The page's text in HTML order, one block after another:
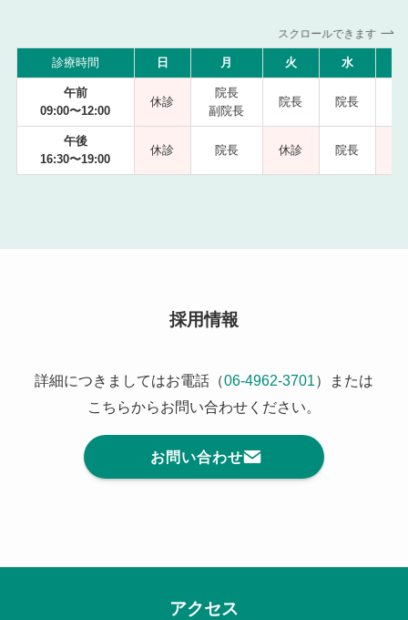
スクロールできます
診療時間 日 月 火 水
午前
09:00〜12:00
休診
院長
副院長
院長 院長
午後
16:30〜19:00
休診 院長 休診 院長
採用情報
詳細につきましてはお電話（06-4962-3701）または
こちらからお問い合わせください。
お問い合わせ
アクセス